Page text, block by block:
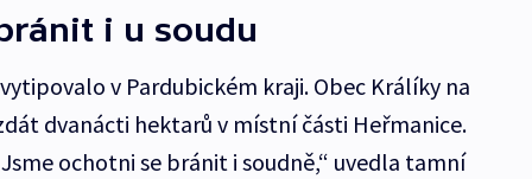
i u soudu
v Pardubickém kraji. Obec Králíky na
dvanácti hektarů v místní části Heřmanice.
ochotni se bránit i soudně,“ uvedla tamní